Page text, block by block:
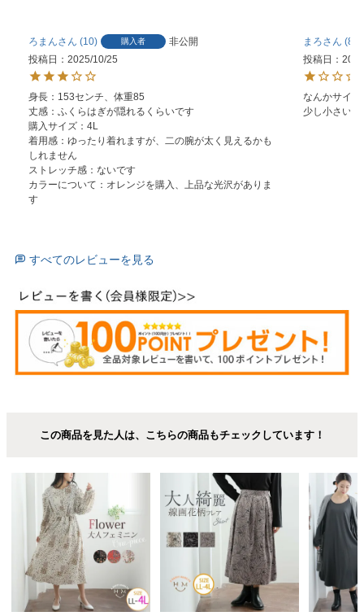
ろまん 10 購入者
非公開
投稿日
2025/10/25
身長：153センチ、体重85
丈感：ふくらはぎが隠れるくらいです
購入サイズ：4L
着用感：ゆったり着れますが、二の腕が太く見えるかも
しれません
ストレッチ感：ないです
カラーについて：オレンジを購入、上品な光沢がありま
す
まろ
8
投稿日
なんかサイ
少し小さい
すべてのレビューを見る
この商品を見た人は、こちらの商品もチェックしています！